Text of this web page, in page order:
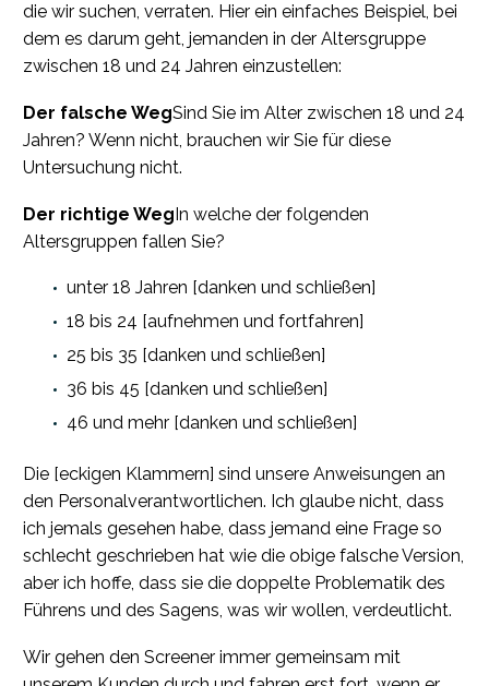
die wir suchen, verraten. Hier ein einfaches Beispiel, bei
dem es darum geht, jemanden in der Altersgruppe
zwischen 18 und 24 Jahren einzustellen:
Der falsche WegSind Sie im Alter zwischen 18 und 24
Jahren? Wenn nicht, brauchen wir Sie für diese
Untersuchung nicht.
Der richtige WegIn welche der folgenden
Altersgruppen fallen Sie?
unter 18 Jahren [danken und schließen]
18 bis 24 [aufnehmen und fortfahren]
25 bis 35 [danken und schließen]
36 bis 45 [danken und schließen]
46 und mehr [danken und schließen]
Die [eckigen Klammern] sind unsere Anweisungen an
den Personalverantwortlichen. Ich glaube nicht, dass
ich jemals gesehen habe, dass jemand eine Frage so
schlecht geschrieben hat wie die obige falsche Version,
aber ich hoffe, dass sie die doppelte Problematik des
Führens und des Sagens, was wir wollen, verdeutlicht.
Wir gehen den Screener immer gemeinsam mit